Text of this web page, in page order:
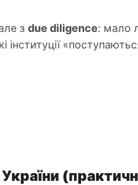
з due diligence: мало
інституції